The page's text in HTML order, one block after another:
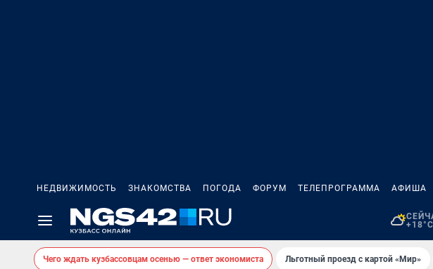
НЕДВИЖИМОСТЬ ЗНАКОМСТВА ПОГОДА ФОРУМ ТЕЛЕПРОГРАММА АФИША
+18°C
Чего ждать кузбассовцам осенью — ответ экономиста Льготный проезд с картой «Мир»